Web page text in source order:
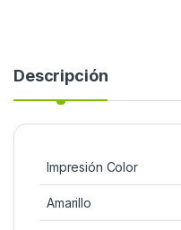
Descripción
Impresión Color
Amarillo